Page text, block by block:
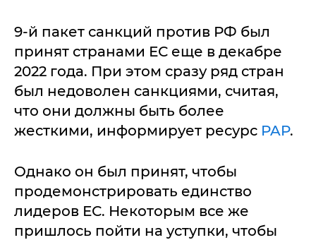
9-й пакет санкций против РФ был
принят странами ЕС еще в декабре
2022 года. При этом сразу ряд стран
был недоволен санкциями, считая,
что они должны быть более
жесткими, информирует ресурс PAP.
Однако он был принят, чтобы
продемонстрировать единство
лидеров ЕС. Некоторым все же
пришлось пойти на уступки, чтобы